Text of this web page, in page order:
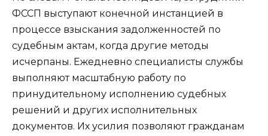
ФССП выступают конечной инстанцией в
процессе взыскания задолженностей по
судебным актам, когда другие методы
исчерпаны. Ежедневно специалисты службы
выполняют масштабную работу по
принудительному исполнению судебных
решений и других исполнительных
документов. Их усилия позволяют гражданам